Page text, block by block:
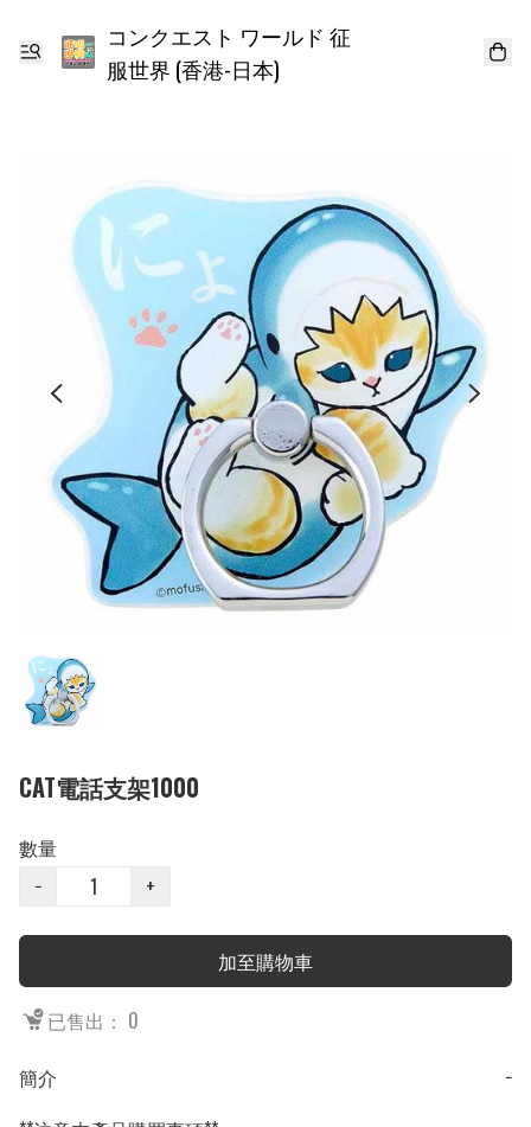
コンクエスト ワールド 征
服世界 (香港-日本)
CAT電話支架1000
數量
−
+
加至購物車
已售出： 0
簡介
−